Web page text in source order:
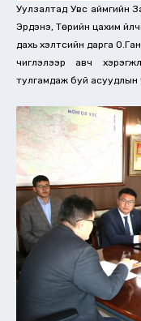
Уулзалтад Увс аймгийн
Эрдэнэ, Төрийн цахим
дахь хэлтсийн дарга
чиглэлээр авч
тулгамдаж буй асуудлын